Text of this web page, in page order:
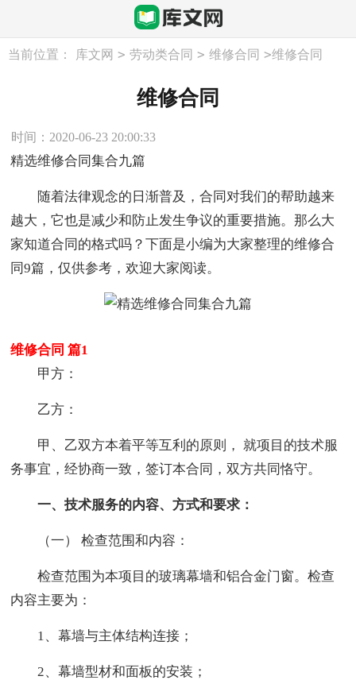
当前位置： 库文网 > 劳动类合同 > 维修合同 >维修合同
维修合同
时间：2020-06-23 20:00:33
精选维修合同集合九篇
随着法律观念的日渐普及，合同对我们的帮助越来
越大，它也是减少和防止发生争议的重要措施。那么大
家知道合同的格式吗？下面是小编为大家整理的维修合
同9篇，仅供参考，欢迎大家阅读。
维修合同 篇1
甲方：
乙方：
甲、乙双方本着平等互利的原则， 就项目的技术服
务事宜，经协商一致，签订本合同，双方共同恪守。
一、技术服务的内容、方式和要求：
（一） 检查范围和内容：
检查范围为本项目的玻璃幕墙和铝合金门窗。检查
内容主要为：
1、幕墙与主体结构连接；
2、幕墙型材和面板的安装；